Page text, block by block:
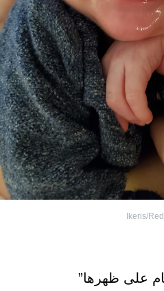
Ikeris/